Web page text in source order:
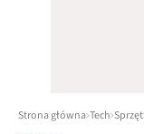
Strona główna Tech Sprzęt